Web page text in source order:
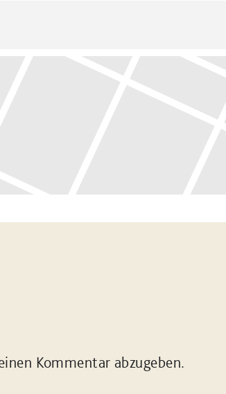
Kommentar abzugeben.